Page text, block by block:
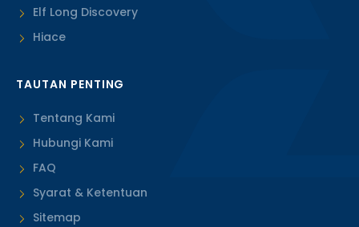
Elf Long Discovery
Hiace
TAUTAN PENTING
Tentang Kami
Hubungi Kami
FAQ
Syarat & Ketentuan
Sitemap